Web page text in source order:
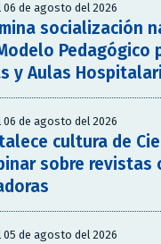
06 de agosto del 2026
socialización
Pedagógico
y Aulas
06 de agosto del 2026
cultura de
sobre revistas
05 de agosto del 2026